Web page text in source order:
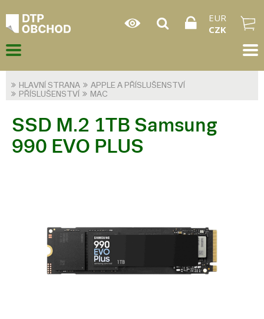
EUR
CZK
HLAVNÍ STRANA
APPLE A PŘÍSLUŠENSTVÍ
PŘÍSLUŠENSTVÍ
MAC
SSD M.2 1TB Samsung
990 EVO PLUS